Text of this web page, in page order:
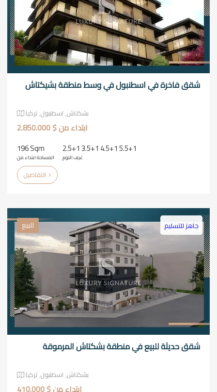
شقق فاخرة في اسطنبول في وسط منطقة بشيكتاش
بشكتاش٬ اسطنبول٬ تركيا
ابتداء من $ 2.850.000
196 Sqm
المساحة ابتداء من
2.5+1 3.5+1 4.5+1 5.5+1
غرف النوم
للبيع جاهز للتسليم
شقق حديثة للبيع في منطقة بشكتاش المرموقة
بشكتاش٬ اسطنبول٬ تركيا